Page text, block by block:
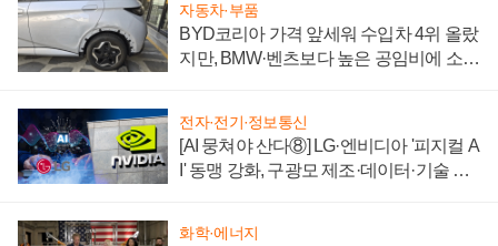
자동차·부품
BYD코리아 가격 앞세워 수입차 4위 올랐
지만, BMW·벤츠보다 높은 공임비에 소비
전자·전기·정보통신
[AI 뭉쳐야 산다⑧] LG·엔비디아 '피지컬 A
I' 동맹 강화, 구광모 제조·데이터·기술 결
화학·에너지